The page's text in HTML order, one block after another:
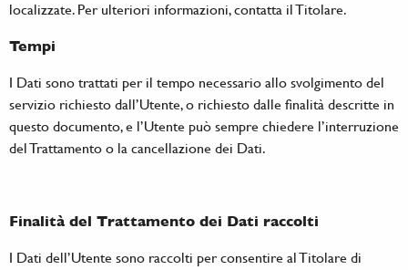
localizzate. Per ulteriori informazioni, contatta il Titolare.
Tempi
I Dati sono trattati per il tempo necessario allo svolgimento del
servizio richiesto dall’Utente, o richiesto dalle finalità descritte in
questo documento, e l’Utente può sempre chiedere l’interruzione
del Trattamento o la cancellazione dei Dati.
Finalità del Trattamento dei Dati raccolti
I Dati dell’Utente sono raccolti per consentire al Titolare di